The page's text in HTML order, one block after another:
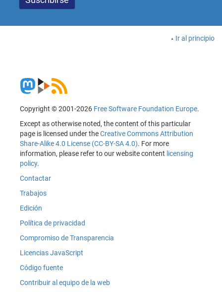
Ir al principio
Copyright © 2001-2026 Free Software Foundation Europe.
Except as otherwise noted, the content of this particular
page is licensed under theCreative Commons Attribution
Share-Alike 4.0 License (CC-BY-SA 4.0). For more
information, please refer to our website content licensing
policy.
Contactar
Trabajos
Edición
Política de privacidad
Compromiso de Transparencia
Licencias JavaScript
Código fuente
Contribuir al equipo de la web